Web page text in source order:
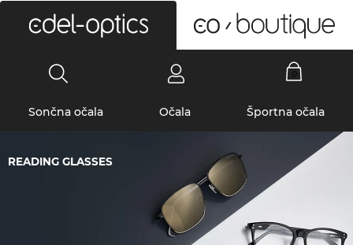
Sončna očala Očala Športna očala
READING GLASSES